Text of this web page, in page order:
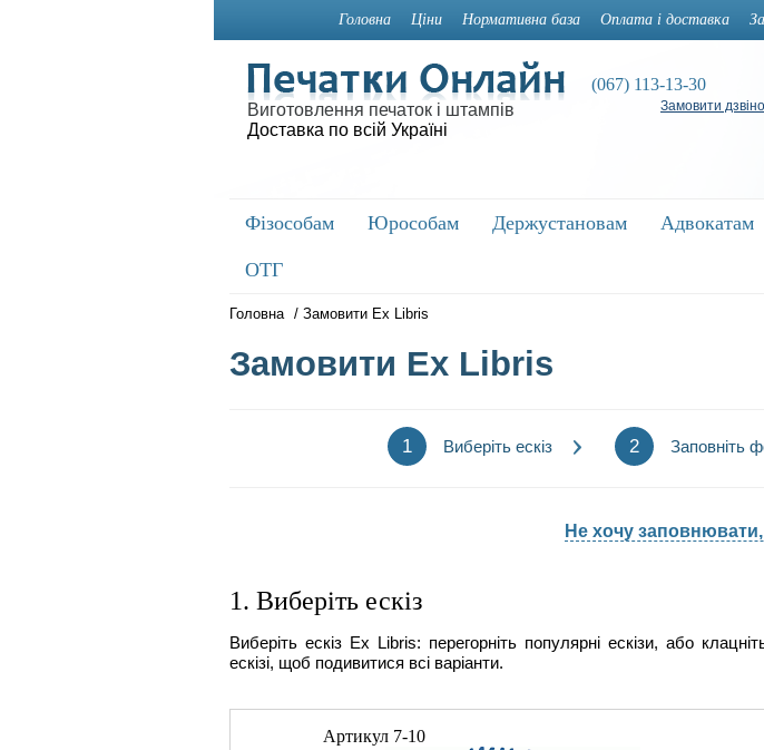
Головна Ціни Нормативна база Оплата і доставка
Виготовлення печаток і штампів
Доставка по всій Україні
(067) 113-13-30
Замовити
Фізособам
Фізособам Юрособам
Юрособам Держустановам
Держустановам Адвокатам
Адвокатам
ОТГ
ОТГ
Головна /Замовити Ex Libris
Замовити Ex Libris
1 Виберіть ескіз 2 Заповніть
Не хочу
1. Виберіть ескіз
Виберіть ескіз Ex Libris: перегорніть популярні ескізи, або
ескізі, щоб подивитися всі варіанти.
Артикул 7-10